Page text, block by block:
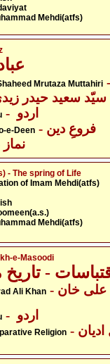
Mehdi(atfs)
Mrutaza Muttahiri
e-Deen - فروعِ دین
- The spring of Life
of Imam Mehdi(atfs)
Mehdi(atfs)
e-Masoodi
-
Ali Khan علی خان
Religion ادیان